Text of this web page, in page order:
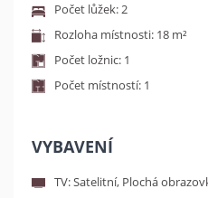
Počet lůžek: 2
Rozloha místnosti: 18 m²
Počet ložnic: 1
Počet místností: 1
VYBAVENÍ
TV: Satelitní, Plochá